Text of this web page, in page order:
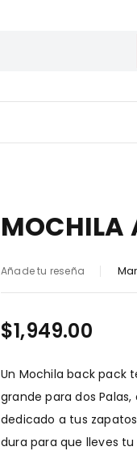
MOCHILA
Añade tu reseña
$1,949.00
Un Mochila back
grande para dos
dedicado a tus
dura para que lleves